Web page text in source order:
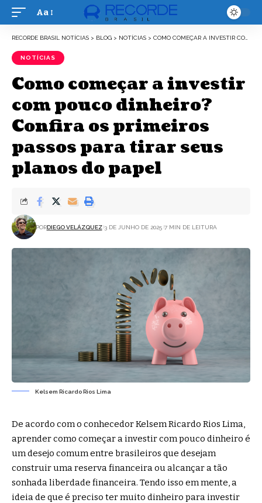
Font
Aa
RECORDE BRASIL NOTÍCIAS > BLOG > NOTÍCIAS > COMO COMEÇAR A INVESTIR COM POUCO DINHEIRO? CONFIRA OS PRIMEIROS PASSOS PARA TIRAR SEUS PLANOS DO PAPEL
NOTÍCIAS
Como começar a investir
com pouco dinheiro?
Confira os primeiros
passos para tirar seus
planos do papel
PORDIEGO VELÁZQUEZ 3 DE JUNHO DE 2025 7 MIN DE LEITURA
Kelsem Ricardo Rios Lima
De acordo com o conhecedor Kelsem Ricardo Rios Lima,
aprender como começar a investir com pouco dinheiro é
um desejo comum entre brasileiros que desejam
construir uma reserva financeira ou alcançar a tão
sonhada liberdade financeira. Tendo isso em mente, a
ideia de que é preciso ter muito dinheiro para investir